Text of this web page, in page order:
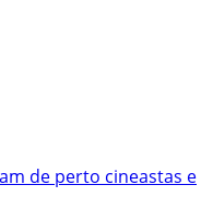
de perto cineastas e